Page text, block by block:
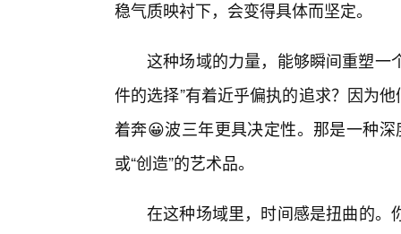
稳气质映衬下，会变得具体而坚定。
这种场域的力量，能够瞬间重塑一
件的选择”有着近乎偏执的追求？因为
着奔😀波三年更具决定性。那是一种
或“创造”的艺术品。
在这种场域里，时间感是扭曲的。